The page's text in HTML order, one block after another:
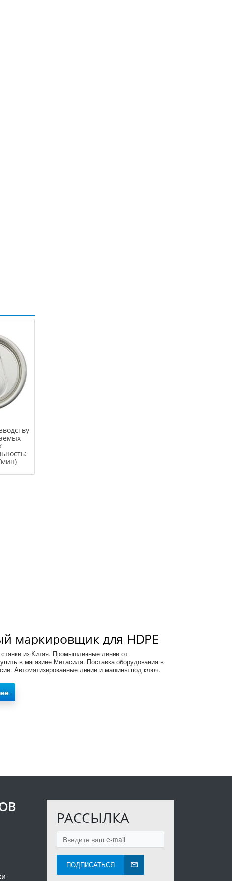
мин)
маркировщик для HDPE
модель KJ10
из Китая. Промышленные линии от
в магазине Метасила. Поставка оборудования в
Автоматизированные линии и машины под ключ.
РАССЫЛКА
ПОДПИСАТЬСЯ